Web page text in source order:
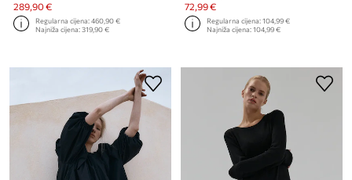
289,90 €
Regularna cijena:460,90 €
Najniža cijena:319,90 €
72,99 €
Regularna cijena:104,99 €
Najniža cijena:104,99 €